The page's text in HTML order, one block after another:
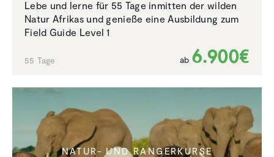
Lebe und lerne für 55 Tage inmitten der wilden
Natur Afrikas und genieße eine Ausbildung zum
Field Guide Level 1
55 Tage ab 6.900€
NATUR- UND RANGERKURSE